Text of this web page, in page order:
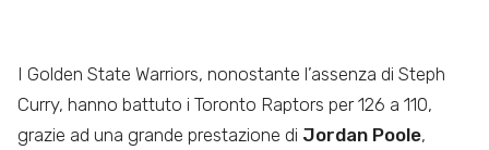
I Golden State Warriors, nonostante l’assenza di Steph
Curry, hanno battuto i Toronto Raptors per 126 a 110,
grazie ad una grande prestazione di Jordan Poole,